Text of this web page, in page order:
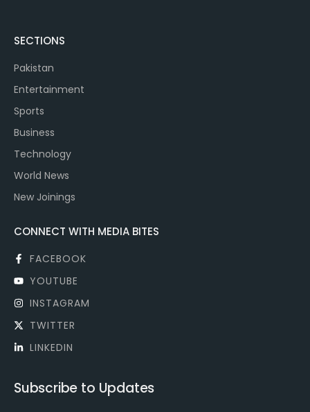
SECTIONS
Pakistan
Entertainment
Sports
Business
Technology
World News
New Joinings
CONNECT WITH MEDIA BITES
FACEBOOK
YOUTUBE
INSTAGRAM
TWITTER
LINKEDIN
Subscribe to Updates